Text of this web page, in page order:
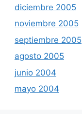
diciembre 2005
noviembre 2005
septiembre 2005
agosto 2005
junio 2004
mayo 2004